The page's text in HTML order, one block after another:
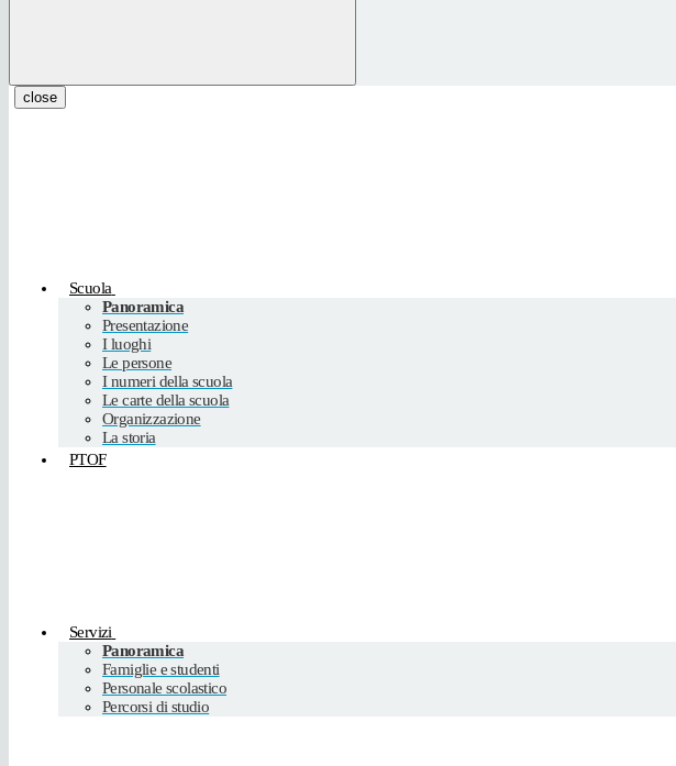
close
Scuola
Panoramica
Presentazione
I luoghi
Le persone
I numeri della scuola
Le carte della scuola
Organizzazione
La storia
PTOF
Servizi
Panoramica
Famiglie e studenti
Personale scolastico
Percorsi di studio